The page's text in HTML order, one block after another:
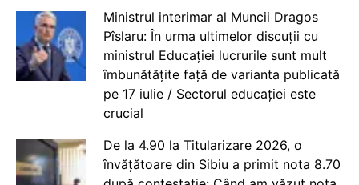
Ministrul interimar al Muncii Dragos
Pîslaru: În urma ultimelor discuții cu
ministrul Educației lucrurile sunt mult
îmbunătățite față de varianta publicată
pe 17 iulie / Sectorul educației este
crucial
De la 4.90 la Titularizare 2026, o
învățătoare din Sibiu a primit nota 8.70